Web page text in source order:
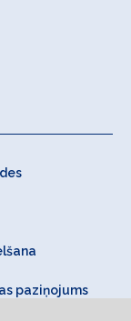
paziņojums